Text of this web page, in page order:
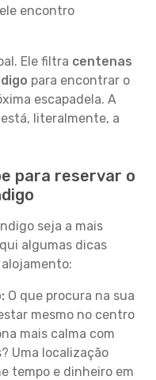
encontro
Ele filtra centenas
para encontrar o
escapadela. A
literalmente, a
para reservar o
seja a mais
algumas dicas
O que procura na sua
mesmo no centro
mais calma com
Uma localização
tempo e dinheiro em